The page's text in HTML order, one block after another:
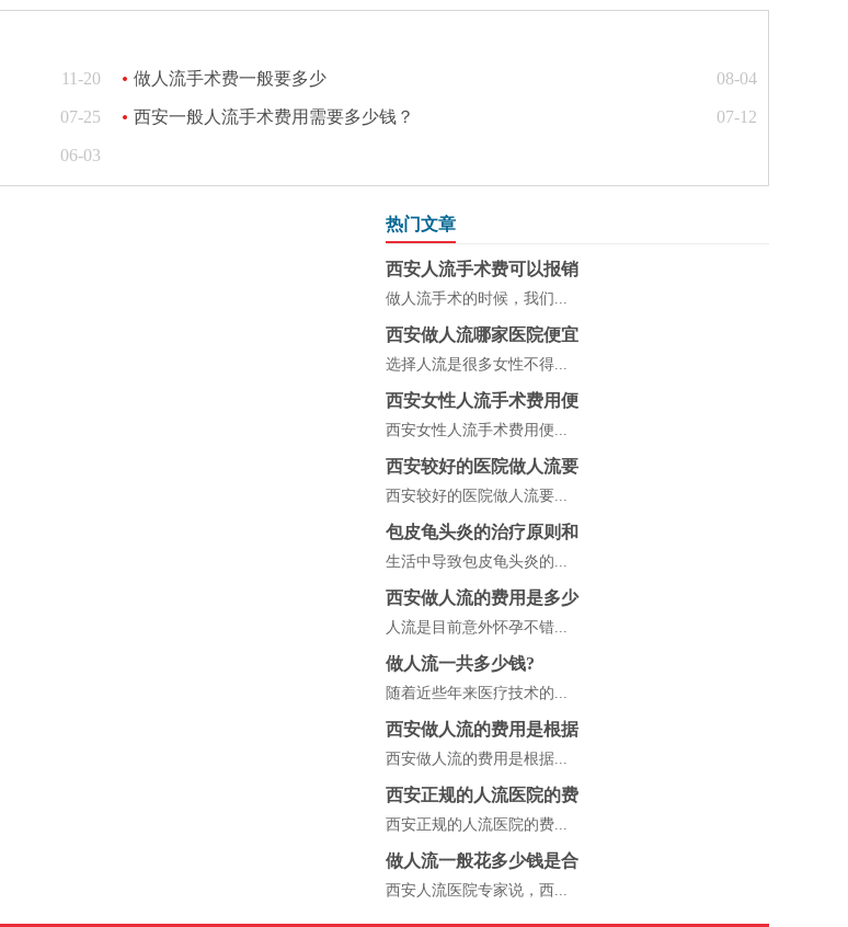
11-20 做人流手术费一般要多少 08-04
07-25 西安一般人流手术费用需要多少钱？ 07-12
06-03
热门文章
西安人流手术费可以报销
做人流手术的时候，我们...
西安做人流哪家医院便宜
选择人流是很多女性不得...
西安女性人流手术费用便
西安女性人流手术费用便...
西安较好的医院做人流要
西安较好的医院做人流要...
包皮龟头炎的治疗原则和
生活中导致包皮龟头炎的...
西安做人流的费用是多少
人流是目前意外怀孕不错...
做人流一共多少钱?
随着近些年来医疗技术的...
西安做人流的费用是根据
西安做人流的费用是根据...
西安正规的人流医院的费
西安正规的人流医院的费...
做人流一般花多少钱是合
西安人流医院专家说，西...